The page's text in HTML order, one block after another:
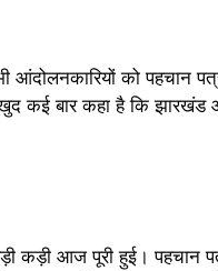
को पहचान
कई बार कहा है कि झारखंड
कड़ी आज पूरी हुई। पहचान